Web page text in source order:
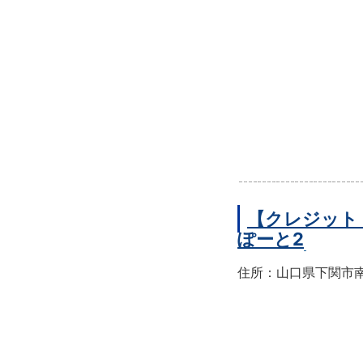
【クレジッ
ぽーと2
住所：山口県下関市